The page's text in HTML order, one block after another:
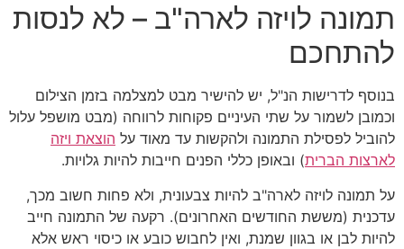
תמונה לויזה לארה"ב – לא לנסות
להתחכם
בנוסף לדרישות הנ"ל, יש להישיר מבט למצלמה בזמן הצילום
וכמובן לשמור על שתי העיניים פקוחות לרווחה (מבט מושפל עלול
להוביל לפסילת התמונה ולהקשות עד מאוד על הוצאת ויזה
לארצות הברית) ובאופן כללי הפנים חייבות להיות גלויות.
על תמונה לויזה לארה"ב להיות צבעונית, ולא פחות חשוב מכך,
עדכנית (מששת החודשים האחרונים). רקעה של התמונה חייב
להיות לבן או בגוון שמנת, ואין לחבוש כובע או כיסוי ראש אלא